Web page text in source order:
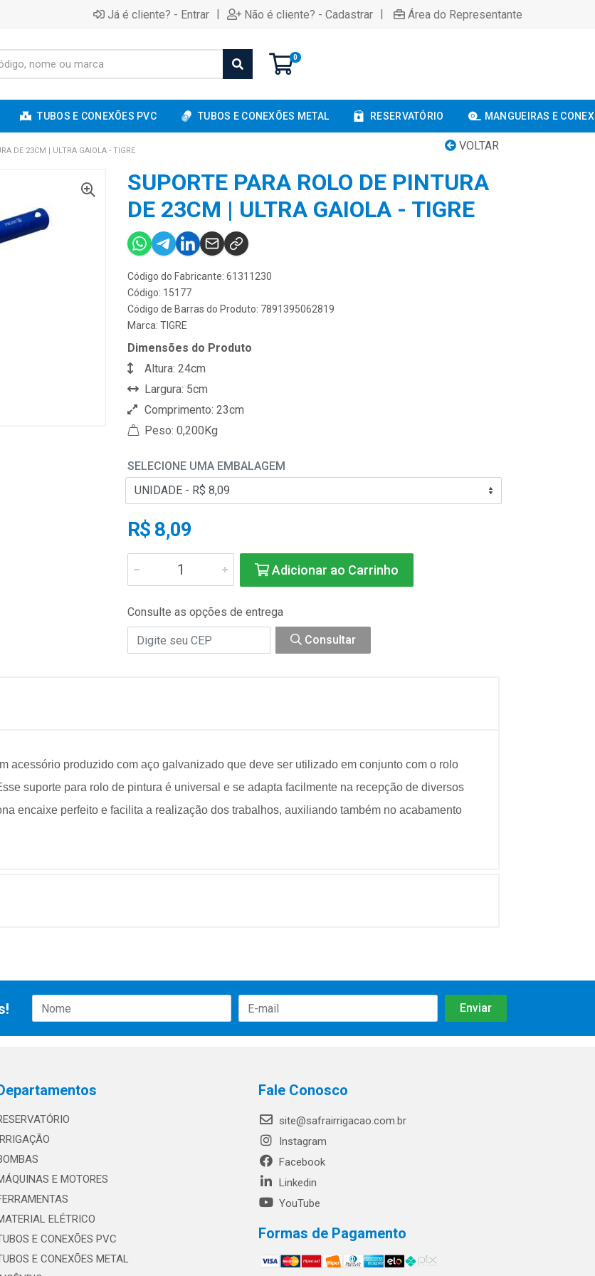
Já é cliente? - Entrar | Não é cliente? - Cadastrar | Área do Representante
0
TUBOS E CONEXÕES PVC TUBOS E CONEXÕES METAL RESERVATÓRIO MANGUEIRAS E
VOLTAR
DE 23CM | ULTRA GAIOLA - TIGRE
SUPORTE PARA ROLO DE PINTURA
DE 23CM | ULTRA GAIOLA - TIGRE
Código do Fabricante: 61311230
Código: 15177
Código de Barras do Produto: 7891395062819
Marca: TIGRE
Dimensões do Produto
Altura: 24cm
Largura: 5cm
Comprimento: 23cm
Peso: 0,200Kg
SELECIONE UMA EMBALAGEM
R$ 8,09
Adicionar ao Carrinho
Consulte as opções de entrega
Consultar
acessório produzido com aço galvanizado que deve ser utilizado em conjunto com o rolo
sse suporte para rolo de pintura é universal e se adapta facilmente na recepção de diversos
encaixe perfeito e facilita a realização dos trabalhos, auxiliando também no acabamento
E MOTORES
ELÉTRICO
E CONEXÕES PVC
E CONEXÕES METAL
Fale Conosco
site@safrairrigacao.com.br
Instagram
Facebook
Linkedin
YouTube
Formas de Pagamento